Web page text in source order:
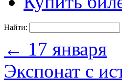
Найти:
← 17 января
Экспонат с